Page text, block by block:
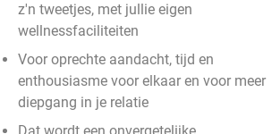
z'n tweetjes, met jullie eigen
wellnessfaciliteiten
Voor oprechte aandacht, tijd en
enthousiasme voor elkaar en voor meer
diepgang in je relatie